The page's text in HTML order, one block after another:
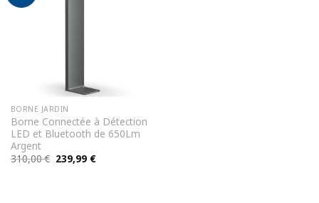
BORNE JARDIN
Borne Connectée à Détection
LED et Bluetooth de 650Lm
Argent
310,00€ Le
prix
239,99 €Le
prix